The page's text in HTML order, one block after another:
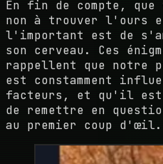
En fin de compte, que
non à trouver l'ours
l'important est de
son cerveau. Ces
rappellent que notre
est constamment
facteurs, et qu'il est
de remettre en
au premier coup d'œil.